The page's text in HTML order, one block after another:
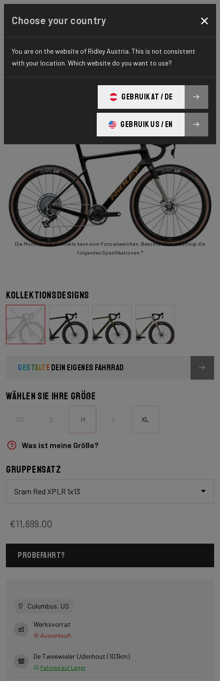
GRAVEL PERFORMANCE ELITE SERIES
Astr RS
ASTR RS RED XPLR ARS01As(M)
Die Montage des Produkts kann vom Foto abweichen. Beachten Sie unbedingt die
folgenden Spezifikationen.*
Kollektionsdesigns
GESTALTEDEIN EIGENES FAHRRAD
Wählen Sie Ihre Größe
XS S M L XL
Was ist meine Größe?
Gruppensatz
Sram Red XPLR 1x13
€11,699.00
PROBEFAHRT?
Columbus, US
Werksvorrat
Ausverkauft
De Tweewieler Udenhout (103km)
Fahrrad auf Lager
Choose your country ×
You are on the website of Ridley Austria. This is not consistent
with your location. Which website do you want to use?
GEBRUIK AT / DE
GEBRUIK US / EN